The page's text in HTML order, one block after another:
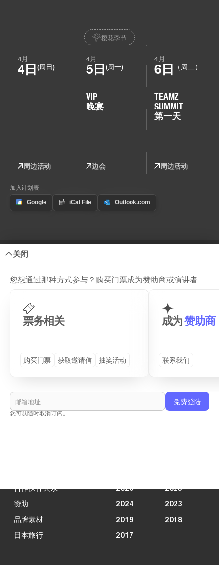
您想通过那种方式参与？购买门票成为赞助商或演讲者...
票务相关
购买门票 获取邀请信 抽奖活动
成为赞助商
联系我们
您可以随时取消订阅。
关闭
樱花季节
4月
4日 (周日)
周边活动
4月
5日 (周一)
VIP
晚宴
边会
4月
6日 （周二）
TEAMZ
SUMMIT
第一天
周边活动
加入计划表
Site Map
首页
合作企业
活动场地
プログラム (TS26)
周边活动
查看和服租赁
合作伙伴关系
赞助
品牌素材
日本旅行
2026
2025
2024
2023
2019
2018
2017